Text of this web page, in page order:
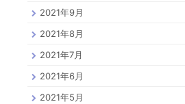
2021年9月
2021年8月
2021年7月
2021年6月
2021年5月